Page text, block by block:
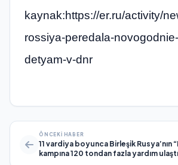
kaynak:https://er.ru/activity/
rossiya-peredala-
detyam-v-dnr
ÖNCEKI HABER
11 vardiya boyunca Birleşik Rusya’nın
kampına 120 tondan fazla yardım